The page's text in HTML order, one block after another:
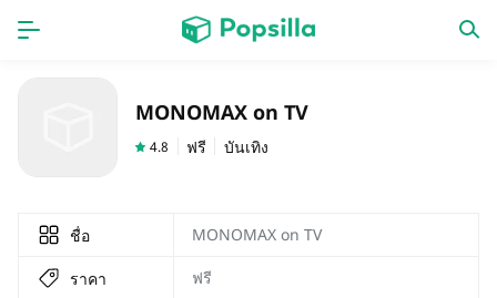
MONOMAX on TV
4.8 ฟรี บันเทิง
ชื่อ MONOMAX on TV
ราคา ฟรี